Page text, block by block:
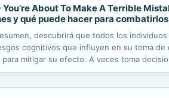
You’re About To Make A Terrible
y qué puede hacer para
descubrirá que todos los
cognitivos que influyen en su toma
para mitigar su efecto. A veces toma
de ello, sus acciones están influidas por